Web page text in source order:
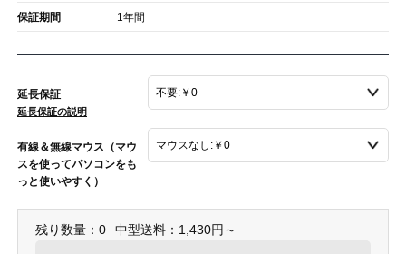
保証期間 1年間
延長保証
延長保証の説明
有線＆無線マウス（マウ
スを使ってパソコンをも
っと使いやすく）
残り数量：0 中型送料：1,430円～